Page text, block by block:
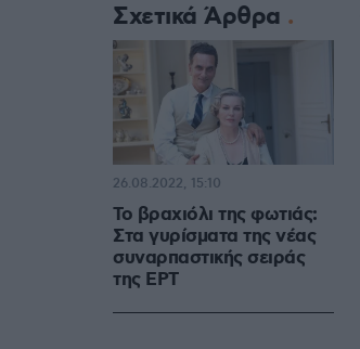
Σχετικά Άρθρα
Το βραχιόλι της φωτιάς:
Στα γυρίσματα της νέας
συναρπαστικής σειράς
της ΕΡΤ
26.08.2022, 15:10